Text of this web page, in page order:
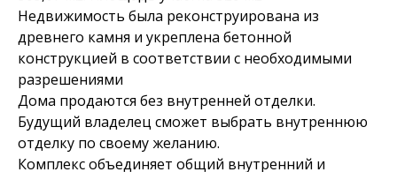
Недвижимость была реконструирована из
древнего камня и укреплена бетонной
конструкцией в соответствии с необходимыми
разрешениями
Дома продаются без внутренней отделки.
Будущий владелец сможет выбрать внутреннюю
отделку по своему желанию.
Комплекс объединяет общий внутренний и